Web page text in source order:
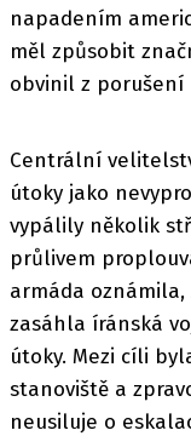
napadením
měl způsobit
obvinil z porušení
Centrální
útoky jako
vypálily několik
průlivem
armáda
zasáhla íránská
útoky. Mezi cíli
stanoviště a
neusiluje o